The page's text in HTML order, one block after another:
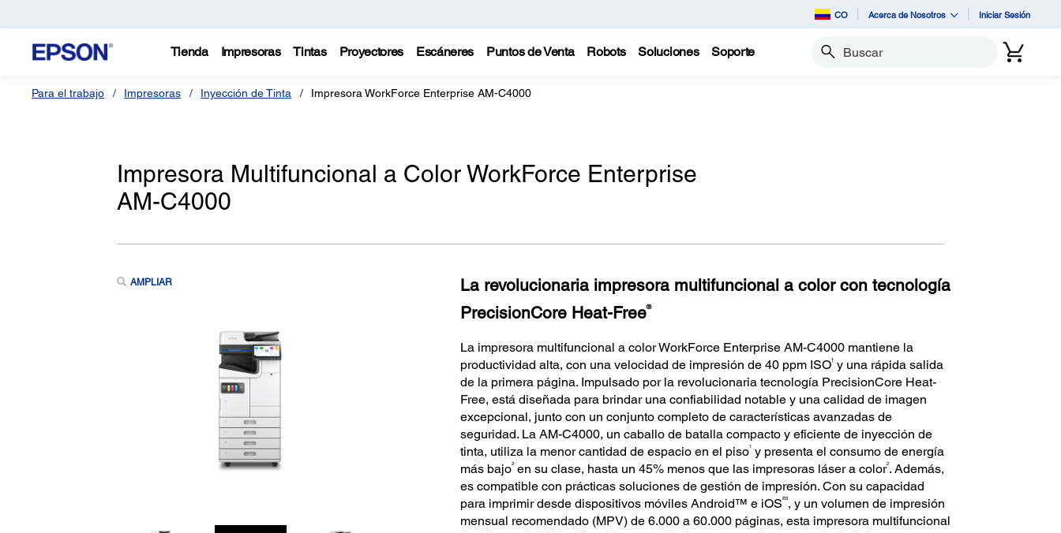
CO Acerca de Nosotros Iniciar Sesión
Tienda Impresoras Tintas Proyectores Escáneres Puntos de Venta Robots Soluciones Soporte Buscar
Para el trabajo Impresoras Inyección de Tinta Impresora WorkForce Enterprise AM-C4000
Impresora Multifuncional a Color WorkForce Enterprise
AM-C4000
AMPLIAR
La revolucionaria impresora multifuncional a color con tecnología
PrecisionCore Heat-Free®
La impresora multifuncional a color WorkForce Enterprise AM-C4000 mantiene la
productividad alta, con una velocidad de impresión de 40 ppm ISO†y una rápida salida
de la primera página. Impulsado por la revolucionaria tecnología PrecisionCore Heat-
Free, está diseñada para brindar una confiabilidad notable y una calidad de imagen
excepcional, junto con un conjunto completo de características avanzadas de
seguridad. La AM-C4000, un caballo de batalla compacto y eficiente de inyección de
tinta, utiliza la menor cantidad de espacio en el piso1y presenta el consumo de energía
más bajo2en su clase, hasta un 45% menos que las impresoras láser a color2. Además,
es compatible con prácticas soluciones de gestión de impresión. Con su capacidad
para imprimir desde dispositivos móviles Android™ e iOS®3, y un volumen de impresión
mensual recomendado (MPV) de 6.000 a 60.000 páginas, esta impresora multifuncional